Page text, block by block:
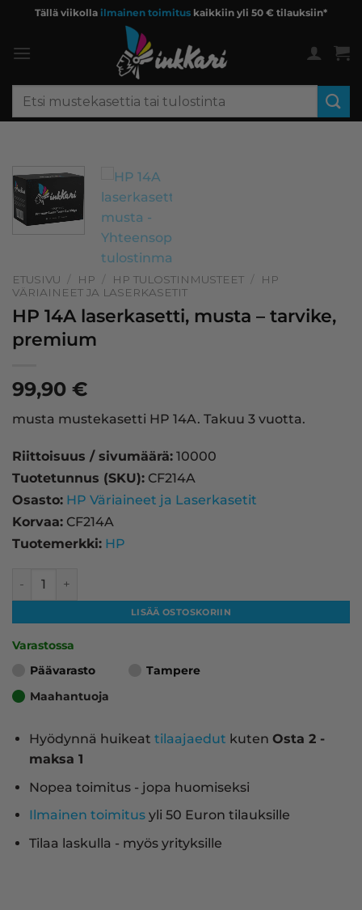
content
Tällä viikolla ilmainen toimitus kaikkiin yli 50 € tilauksiin*
Etsi:
ETUSIVU / HP / HP TULOSTINMUSTEET /
HP
VÄRIAINEET JA LASERKASETIT
HP 14A laserkasetti, musta – tarvike,
premium
99,90 €
musta mustekasetti HP 14A. Takuu 3 vuotta.
Riittoisuus / sivumäärä: 10000
Tuotetunnus (SKU): CF214A
Osasto: HP Väriaineet ja Laserkasetit
Korvaa: CF214A
Tuotemerkki: HP
HP 14A laserkasetti, musta – tarvike, premium määrä
LISÄÄ OSTOSKORIIN
Varastossa
Päävarasto
Tampere
Maahantuoja
Hyödynnä huikeat tilaajaedut kuten Osta 2 -
maksa 1
Nopea toimitus - jopa huomiseksi
Ilmainen toimitusyli 50 Euron tilauksille
Tilaa laskulla - myös yrityksille